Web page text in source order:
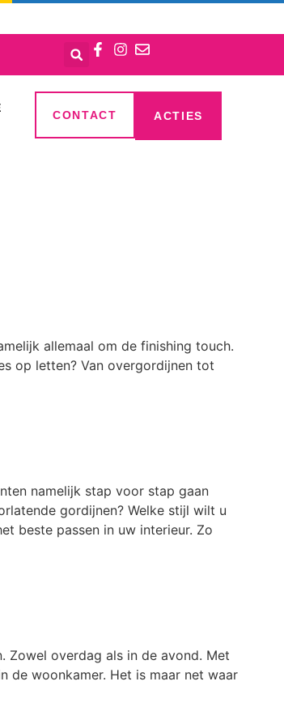
CONTACT ACTIES
allemaal om de finishing touch.
op letten? Van overgordijnen tot
namelijk stap voor stap gaan
gordijnen? Welke stijl wilt u
beste passen in uw interieur. Zo
Zowel overdag als in de avond. Met
de woonkamer. Het is maar net waar